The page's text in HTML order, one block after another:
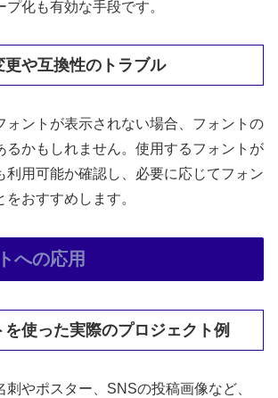
プ化も有効な手段です。
更や互換性のトラブル
ォントが表示されない場合、フォントの
るかもしれません。使用するフォントが
利用可能か確認し、必要に応じてフォン
をおすすめします。
への応用
を使った実際のプロジェクト例
刺やポスター、SNSの投稿画像など、